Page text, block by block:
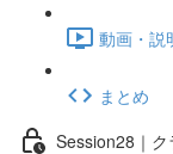
動画・
まとめ
Session28｜